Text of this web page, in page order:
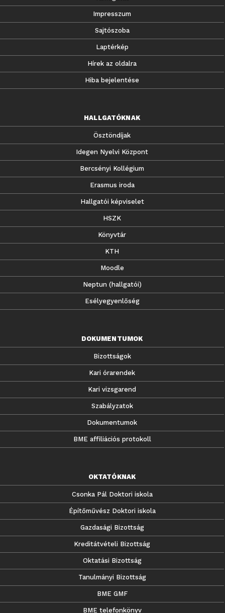
Impresszum
Sajtószoba
Laptérkép
Hírek az oldalra
Hiba bejelentése
HALLGATÓKNAK
Ösztöndíjak
Idegen Nyelvi Központ
Bercsényi Kollégium
Erasmus iroda
Hallgatói képviselet
HSZK
Könyvtár
KTH
Moodle
Neptun (hallgatói)
Esélyegyenlőség
DOKUMENTUMOK
Bizottságok
Kari órarendek
Kari vizsgarend
Szabályzatok
Dokumentumok
BME affiliációs protokoll
OKTATÓKNAK
Csonka Pál Doktori iskola
Építőművész Doktori iskola
Gazdasági Bizottság
Kreditátvételi Bizottság
Oktatási Bizottság
Tanulmányi Bizottság
BME GMF
BME telefonkönyv